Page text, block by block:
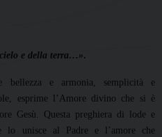
e della terra…».
bellezza e armonia, semplicità e
esprime l’Amore divino che si è
Gesù. Questa preghiera di lode e
lo unisce al Padre e l’amore che